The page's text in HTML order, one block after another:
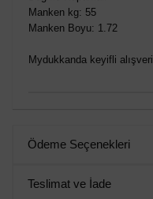
Manken kg: 55
Manken Boyu: 1.72
Mydukkanda keyifli
Ödeme Seçenekleri
Teslimat ve İade